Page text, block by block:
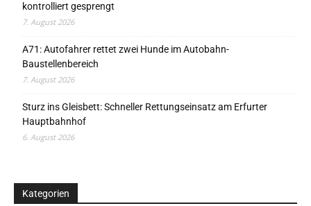
kontrolliert gesprengt
7. August 2026
A71: Autofahrer rettet zwei Hunde im Autobahn-
Baustellenbereich
7. August 2026
Sturz ins Gleisbett: Schneller Rettungseinsatz am Erfurter
Hauptbahnhof
6. August 2026
Kategorien